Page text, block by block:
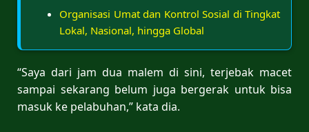
Organisasi Umat dan Kontrol Sosial di Tingkat
Lokal, Nasional, hingga Global
“Saya dari jam dua malem di sini, terjebak macet
sampai sekarang belum juga bergerak untuk bisa
masuk ke pelabuhan,” kata dia.